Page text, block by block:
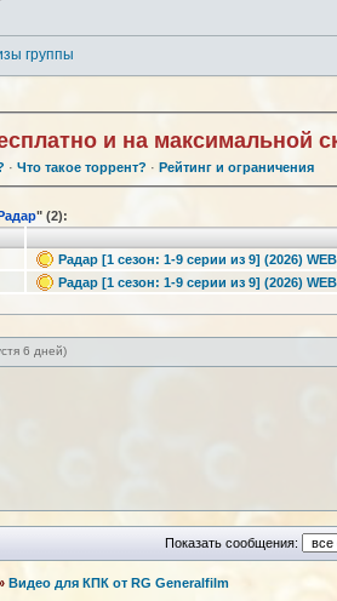
группы
и на максимальной
·Что такое торрент? · Рейтинг и ограничения
" (2):
Радар [1 сезон: 1-9 серии из 9] (2026)
Радар [1 сезон: 1-9 серии из 9] (2026)
6 дней)
Показать сообщения:
Видео для КПК от RG Generalfilm